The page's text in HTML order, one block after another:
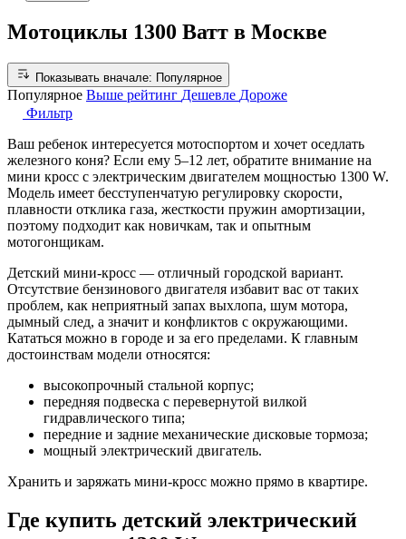
Мотоциклы 1300 Ватт в Москве
Показывать вначале: Популярное
Популярное Выше рейтинг Дешевле Дороже
Фильтр
Ваш ребенок интересуется мотоспортом и хочет оседлать
железного коня? Если ему 5–12 лет, обратите внимание на
мини кросс с электрическим двигателем мощностью 1300 W.
Модель имеет бесступенчатую регулировку скорости,
плавности отклика газа, жесткости пружин амортизации,
поэтому подходит как новичкам, так и опытным
мотогонщикам.
Детский мини-кросс — отличный городской вариант.
Отсутствие бензинового двигателя избавит вас от таких
проблем, как неприятный запах выхлопа, шум мотора,
дымный след, а значит и конфликтов с окружающими.
Кататься можно в городе и за его пределами. К главным
достоинствам модели относятся:
высокопрочный стальной корпус;
передняя подвеска с перевернутой вилкой
гидравлического типа;
передние и задние механические дисковые тормоза;
мощный электрический двигатель.
Хранить и заряжать мини-кросс можно прямо в квартире.
Где купить детский электрический